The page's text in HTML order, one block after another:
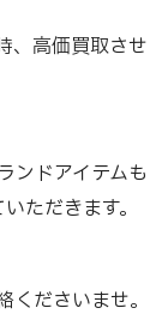
、高価買取させ
ンドアイテムも
ただきます。
ださいませ。